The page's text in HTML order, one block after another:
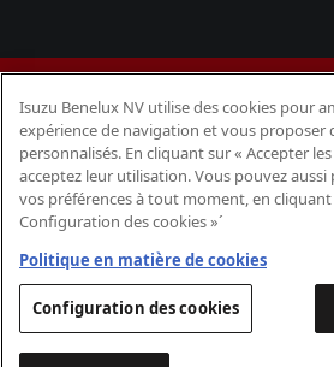
Politique CookiesPolitique
Aspects
Isuzu Benelux NV utilise des cookies pour
expérience de navigation et vous proposer
personnalisés. En cliquant sur « Accepter
acceptez leur utilisation. Vous pouvez aussi
vos préférences à tout moment, en cliquant
Configuration des cookies »´
Politique en matière de cookies
Configuration des cookies